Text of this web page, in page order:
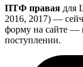
ПТФ правая для
2016, 2017) —
форму на сайте —
поступлении.